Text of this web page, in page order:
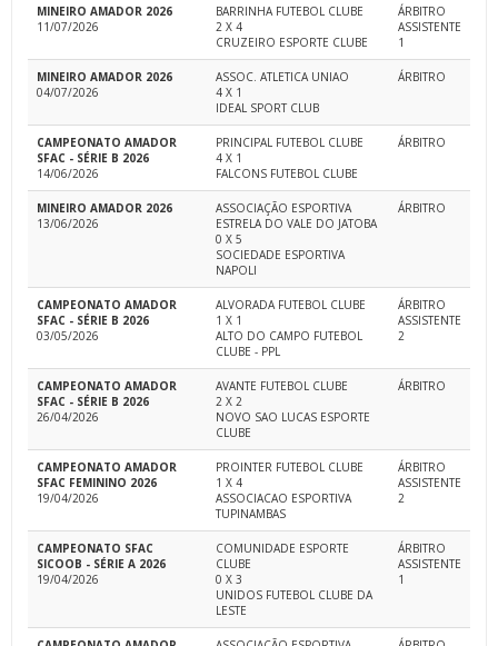
MINEIRO AMADOR 2026
11/07/2026
BARRINHA FUTEBOL CLUBE
2 X 4
CRUZEIRO ESPORTE CLUBE
ÁRBITRO
ASSISTENTE
1
MINEIRO AMADOR 2026
04/07/2026
ASSOC. ATLETICA UNIAO
4 X 1
IDEAL SPORT CLUB
ÁRBITRO
CAMPEONATO AMADOR
SFAC - SÉRIE B 2026
14/06/2026
PRINCIPAL FUTEBOL CLUBE
4 X 1
FALCONS FUTEBOL CLUBE
ÁRBITRO
MINEIRO AMADOR 2026
13/06/2026
ASSOCIAÇÃO ESPORTIVA
ESTRELA DO VALE DO JATOBA
0 X 5
SOCIEDADE ESPORTIVA
NAPOLI
ÁRBITRO
CAMPEONATO AMADOR
SFAC - SÉRIE B 2026
03/05/2026
ALVORADA FUTEBOL CLUBE
1 X 1
ALTO DO CAMPO FUTEBOL
CLUBE - PPL
ÁRBITRO
ASSISTENTE
2
CAMPEONATO AMADOR
SFAC - SÉRIE B 2026
26/04/2026
AVANTE FUTEBOL CLUBE
2 X 2
NOVO SAO LUCAS ESPORTE
CLUBE
ÁRBITRO
CAMPEONATO AMADOR
SFAC FEMININO 2026
19/04/2026
PROINTER FUTEBOL CLUBE
1 X 4
ASSOCIACAO ESPORTIVA
TUPINAMBAS
ÁRBITRO
ASSISTENTE
2
CAMPEONATO SFAC
SICOOB - SÉRIE A 2026
19/04/2026
COMUNIDADE ESPORTE
CLUBE
0 X 3
UNIDOS FUTEBOL CLUBE DA
LESTE
ÁRBITRO
ASSISTENTE
1